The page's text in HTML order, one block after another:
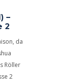
–
2
da
Röller
2